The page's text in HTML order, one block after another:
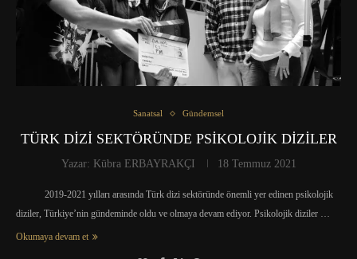
Sanatsal Gündemsel
TÜRK DİZİ SEKTÖRÜNDE PSİKOLOJİK DİZİLER
Yazar: Kübra ERBAYRAKÇI 18 Temmuz 2021
2019-2021 yılları arasında Türk dizi sektöründe önemli yer edinen psikolojik
diziler, Türkiye’nin gündeminde oldu ve olmaya devam ediyor. Psikolojik diziler …
Okumaya devam et